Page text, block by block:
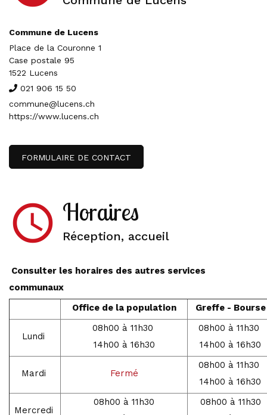
Commune de Lucens
Place de la Couronne 1
Case postale 95
1522 Lucens
021 906 15 50
commune@lucens.ch
https://www.lucens.ch
FORMULAIRE DE CONTACT
access_time Horaires
Réception, accueil
Consulter les horaires des autres services
communaux
Office de la population
Greffe - Bourse
Lundi
08h00 à 11h30
14h00 à 16h30
08h00 à 11h30
14h00 à 16h30
Mardi Fermé
08h00 à 11h30
14h00 à 16h30
Mercredi
08h00 à 11h30
08h00 à 11h30